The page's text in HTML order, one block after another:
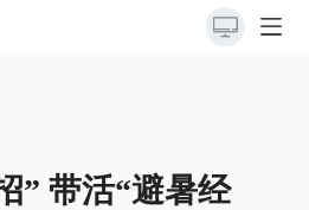
” 带活“避暑经